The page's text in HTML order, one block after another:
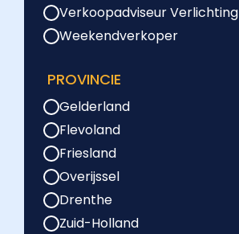
Verkoopadviseur Verlichting
Weekendverkoper
PROVINCIE
Gelderland
Flevoland
Friesland
Overijssel
Drenthe
Zuid-Holland